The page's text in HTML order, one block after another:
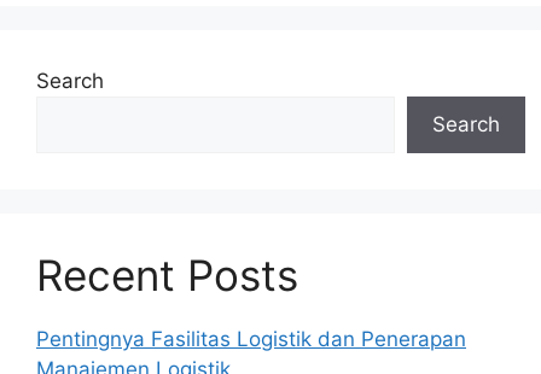
Search
Search
Recent Posts
Pentingnya Fasilitas Logistik dan Penerapan
Manajemen Logistik